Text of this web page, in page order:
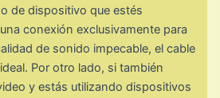
de dispositivo que estés
conexión exclusivamente para
de sonido impecable, el cable
Por otro lado, si también
y estás utilizando dispositivos